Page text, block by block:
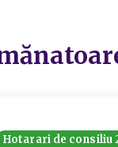
Hotarari de consiliu